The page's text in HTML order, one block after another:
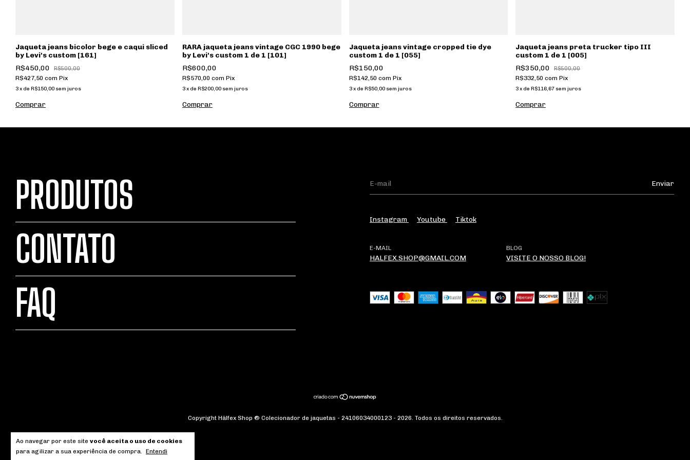
Ao navegar por este site você aceita o uso de cookies
para agilizar a sua experiência de compra. Entendi
Jaqueta jeans bicolor bege e caqui sliced
by Levi's custom [161]
R$450,00
R$500,00
R$427,50 com Pix
3x de R$150,00 sem juros
RARA jaqueta jeans vintage CGC 1990 bege
by Levi's custom 1 de 1 [101]
R$600,00
R$570,00 com Pix
3x de R$200,00 sem juros
Jaqueta jeans vintage cropped tie dye
custom 1 de 1 [055]
R$150,00
R$142,50 com Pix
3 x de R$50,00 sem juros
Jaqueta jeans preta trucker tipo III
custom 1 de 1 [005]
R$350,00
R$500,00
R$332,50com Pix
3x deR$116,67 sem juros
PRODUTOS
CONTATO
FAQ
Instagram Youtube Tiktok
E-MAIL
HALFEX.SHOP@GMAIL.COM
BLOG
VISITE O NOSSO BLOG!
Copyright Hälfex Shop ® Colecionador de jaquetas - 24106034000123 - 2026. Todos os direitos reservados.